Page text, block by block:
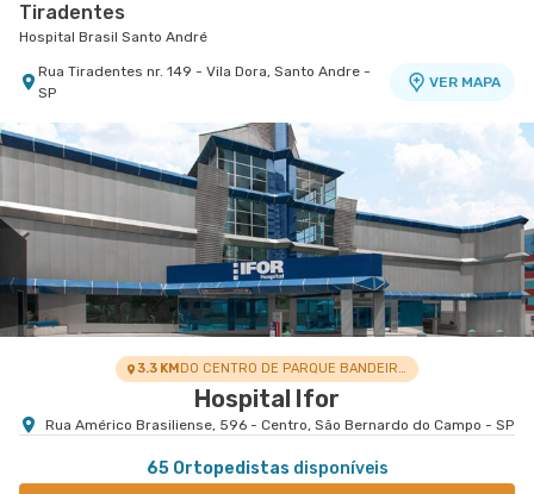
Tiradentes
Hospital Brasil Santo André
Rua Tiradentes nr. 149 - Vila Dora, Santo Andre -
SP
VER MAPA
Centro Médico Ifor - Unidade Américo Brasiliense
Hospital Ifor
Rua Americo Brasiliense nr. 596 - Centro, Sao
Bernardo do Campo - SP
Centro Médico Bartira - Unidade Alfredo Maluf
Hospital Bartira
Avenida Alfredo Maluf nr. 451 - Jardim Santo
Antonio, Santo Andre - SP
3.3 KM DO CENTRO DE PARQUE BANDEIRANTE
Hospital Ifor
Rua Américo Brasiliense, 596 - Centro, São Bernardo do Campo - SP
65 Ortopedistas disponíveis